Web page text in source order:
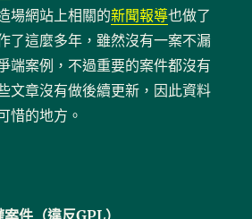
場網站上相關的新聞報導也做了
了這麼多年，雖然沒有一案不漏
端案例，不過重要的案件都沒有
文章沒有做後續更新，因此資料
惜的地方。
件（違反GPL）